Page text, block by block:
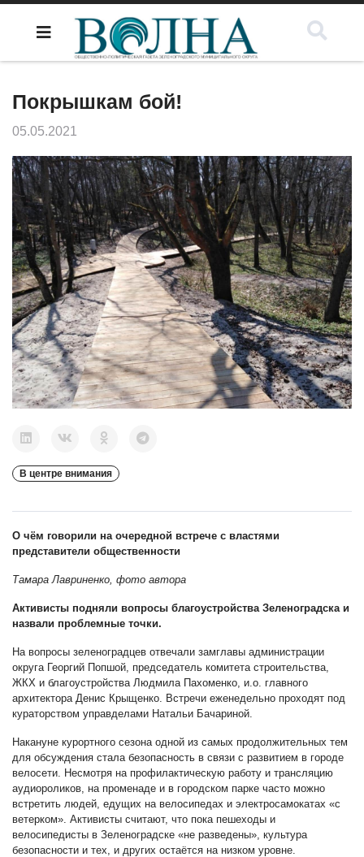
Покрышкам бой!
05.05.2021
В центре внимания
О чём говорили на очередной встрече с властями
представители общественности
Тамара Лавриненко, фото автора
Активисты подняли вопросы благоустройства Зеленоградска и
назвали проблемные точки.
На вопросы зеленоградцев отвечали замглавы администрации
округа Георгий Попшой, председатель комитета строительства,
ЖКХ и благоустройства Людмила Пахоменко, и.о. главного
архитектора Денис Крыщенко. Встречи еженедельно проходят под
кураторством управделами Натальи Бачариной.
Накануне курортного сезона одной из самых продолжительных тем
для обсуждения стала безопасность в связи с развитием в городе
велосети. Несмотря на профилактическую работу и трансляцию
аудиороликов, на променаде и в городском парке часто можно
встретить людей, едущих на велосипедах и электросамокатах «с
ветерком». Активисты считают, что пока пешеходы и
велосипедисты в Зеленоградске «не разведены», культура
безопасности и тех, и других остаётся на низком уровне.